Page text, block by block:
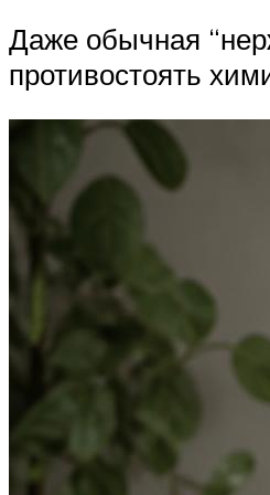
Даже обычная
противостоять